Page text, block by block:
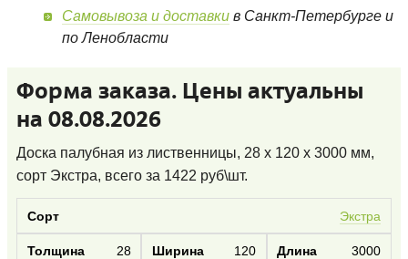
Самовывоза и доставки в Санкт-Петербурге и
по Ленобласти
Форма заказа. Цены актуальны
на 08.08.2026
Доска палубная из лиственницы, 28 x 120 x 3000 мм,
сорт Экстра, всего за 1422 руб\шт.
Экстра
28 120 3000